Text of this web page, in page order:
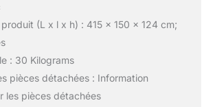
(L x l x h) : 415 x 150 x 124 cm;
: 30 Kilograms
pièces détachées : Information
les pièces détachées